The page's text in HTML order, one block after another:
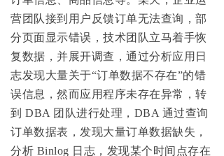
营团队接到用户反馈订单无法查询，部
分页面显示错误，技术团队立马着手恢
复数据，并展开调查，通过分析应用日
志发现大量关于“订单数据不存在”的错
误信息，然而应用程序未存在异常，转
到 DBA 团队进行处理，DBA 通过查询
订单数据表，发现大量订单数据缺失，
分析 Binlog 日志，发现某个时间点存在